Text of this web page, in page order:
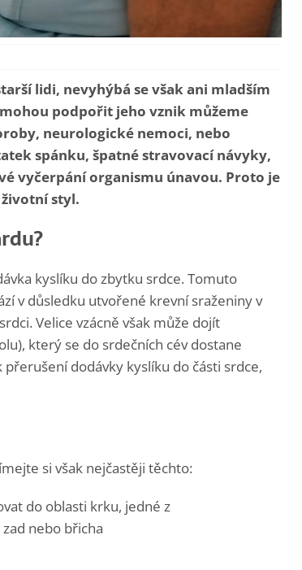
lidi, nevyhýbá se však ani mladším
podpořit jeho vznik můžeme
neurologické nemoci, nebo
spánku, špatné stravovací návyky,
vyčerpání organismu únavou. Proto je
styl.
kyslíku do zbytku srdce. Tomuto
v důsledku utvořené krevní sraženiny v
Velice vzácně však může dojít
který se do srdečních cév dostane
dodávky kyslíku do části srdce,
si však nejčastěji těchto:
do oblasti krku, jedné z
nebo břicha